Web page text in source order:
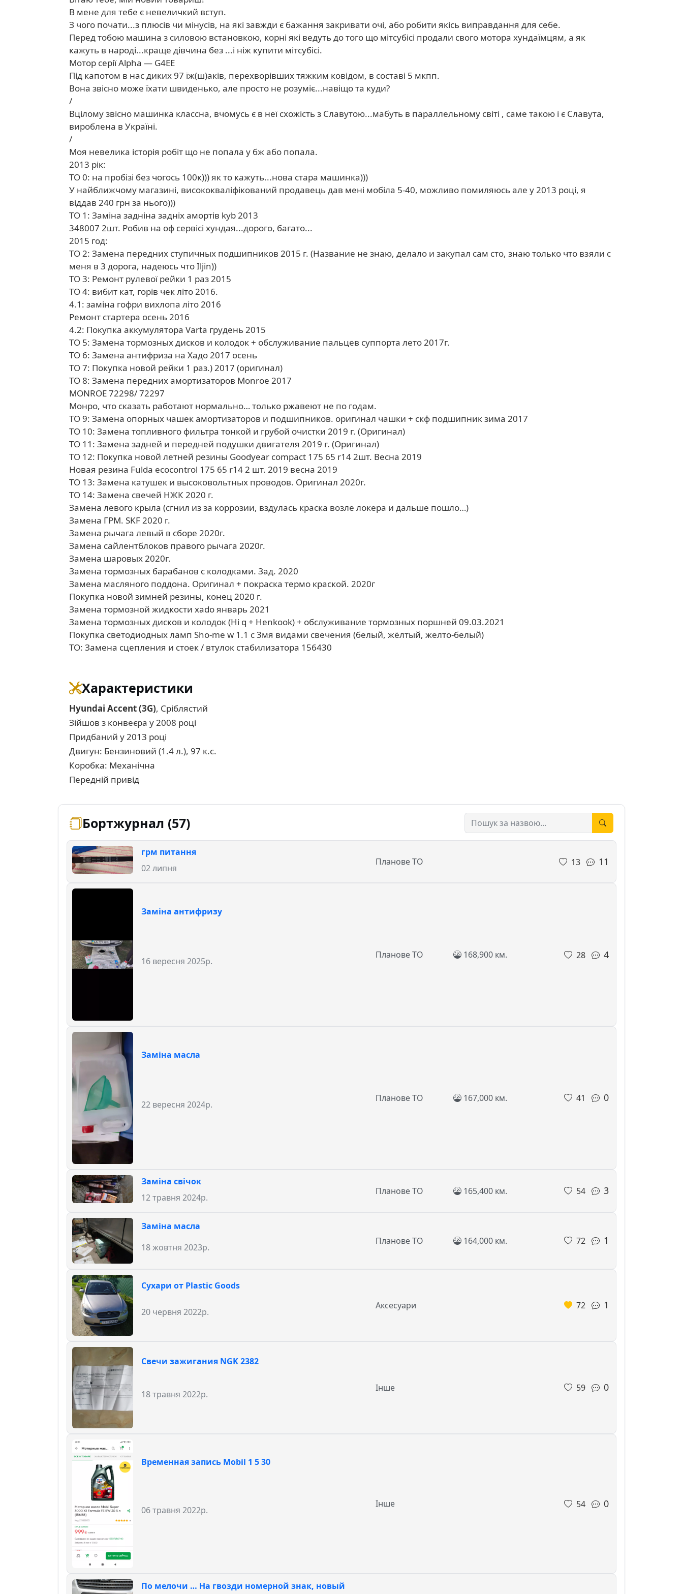
В мене для тебе є невеличкий вступ.
З чого почати...з плюсів чи мінусів, на які завжди є бажання закривати очі, або робити якісь виправдання для себе.
Перед тобою машина з силовою встановкою, корні які ведуть до того що мітсубісі продали свого мотора хундаїмцям, а як
кажуть в народі...краще дівчина без ...і ніж купити мітсубісі.
Мотор серії Alpha — G4EE
Під капотом в нас диких 97 їж(ш)аків, перехворівших тяжким ковідом, в составі 5 мкпп.
Вона звісно може їхати швиденько, але просто не розуміє...навіщо та куди?
/
Вцілому звісно машинка классна, вчомусь є в неї схожість з Славутою...мабуть в параллельному світі , саме такою і є Славута,
вироблена в Україні.
/
Моя невелика історія робіт що не попала у бж або попала.
2013 рік:
ТО 0: на пробізі без чогось 100к))) як то кажуть...нова стара машинка)))
У найближчому магазині, висококваліфікований продавець дав мені мобіла 5-40, можливо помиляюсь але у 2013 році, я
віддав 240 грн за нього)))
ТО 1: Заміна задніна задніх амортів kyb 2013
348007 2шт. Робив на оф сервісі хундая...дорого, багато...
2015 год:
ТО 2: Замена передних ступичных подшипников 2015 г. (Название не знаю, делало и закупал сам сто, знаю только что взяли с
меня в 3 дорога, надеюсь что Iljin))
ТО 3: Ремонт рулевої рейки 1 раз 2015
ТО 4: вибит кат, горів чек літо 2016.
4.1: заміна гофри вихлопа літо 2016
Ремонт стартера осень 2016
4.2: Покупка аккумулятора Varta грудень 2015
ТО 5: Замена тормозных дисков и колодок + обслуживание пальцев суппорта лето 2017г.
ТО 6: Замена антифриза на Хадо 2017 осень
ТО 7: Покупка новой рейки 1 раз.) 2017 (оригинал)
ТО 8: Замена передних амортизаторов Monroe 2017
MONROE 72298/ 72297
Монро, что сказать работают нормально… только ржавеют не по годам.
ТО 9: Замена опорных чашек амортизаторов и подшипников. оригинал чашки + скф подшипник зима 2017
ТО 10: Замена топливного фильтра тонкой и грубой очистки 2019 г. (Оригинал)
ТО 11: Замена задней и передней подушки двигателя 2019 г. (Оригинал)
ТО 12: Покупка новой летней резины Goodyear compact 175 65 r14 2шт. Весна 2019
Новая резина Fulda ecocontrol 175 65 r14 2 шт. 2019 весна 2019
ТО 13: Замена катушек и высоковольтных проводов. Оригинал 2020г.
ТО 14: Замена свечей НЖК 2020 г.
Замена левого крыла (сгнил из за коррозии, вздулась краска возле локера и дальше пошло…)
Замена ГРМ. SKF 2020 г.
Замена рычага левый в сборе 2020г.
Замена сайлентблоков правого рычага 2020г.
Замена шаровых 2020г.
Замена тормозных барабанов с колодками. Зад. 2020
Замена масляного поддона. Оригинал + покраска термо краской. 2020г
Покупка новой зимней резины, конец 2020 г.
Замена тормозной жидкости xado январь 2021
Замена тормозных дисков и колодок (Hi q + Henkook) + обслуживание тормозных поршней 09.03.2021
Покупка светодиодных ламп Sho-me w 1.1 с 3мя видами свечения (белый, жёлтый, желто-белый)
ТО: Замена сцепления и стоек / втулок стабилизатора 156430
Характеристики
Hyundai Accent (3G), Сріблястий
Зійшов з конвеєра у 2008 році
Придбаний у 2013 році
Двигун: Бензиновий (1.4 л.), 97 к.с.
Коробка: Механічна
Передній привід
Бортжурнал (57)
грм питання
02 липня
Планове ТО 13 11
Заміна антифризу
16 вересня 2025р.
Планове ТО 168,900 км. 28 4
Заміна масла
22 вересня 2024р.
Планове ТО 167,000 км. 41 0
Заміна свічок
12 травня 2024р.
Планове ТО 165,400 км. 54 3
Заміна масла
18 жовтня 2023р.
Планове ТО 164,000 км. 72 1
Сухари от Plastic Goods
20 червня 2022р.
Аксесуари 72 1
Свечи зажигания NGK 2382
18 травня 2022р.
Інше 59 0
Временная запись Mobil 1 5 30
06 травня 2022р.
Інше 54 0
По мелочи … На гвозди номерной знак, новый